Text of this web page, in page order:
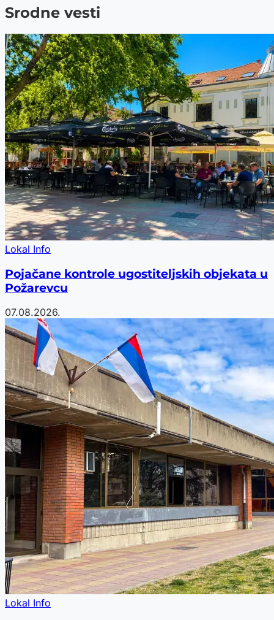
Srodne vesti
Lokal Info
Pojačane kontrole ugostiteljskih objekata u
Požarevcu
07.08.2026.
Lokal Info